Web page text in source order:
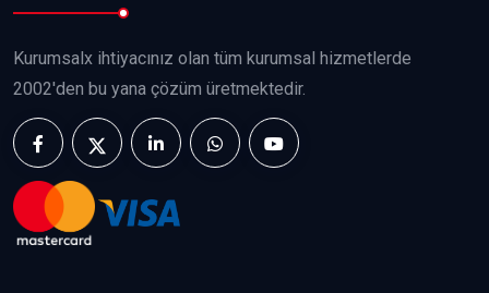
Kurumsalx ihtiyacınız olan tüm kurumsal hizmetlerde
2002'den bu yana çözüm üretmektedir.